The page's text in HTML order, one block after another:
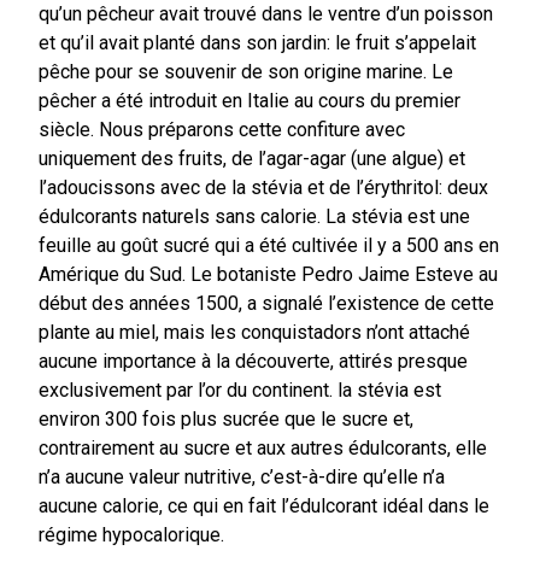
qu’un pêcheur avait trouvé dans le ventre d’un poisson
et qu’il avait planté dans son jardin: le fruit s’appelait
pêche pour se souvenir de son origine marine. Le
pêcher a été introduit en Italie au cours du premier
siècle. Nous préparons cette confiture avec
uniquement des fruits, de l’agar-agar (une algue) et
l’adoucissons avec de la stévia et de l’érythritol: deux
édulcorants naturels sans calorie. La stévia est une
feuille au goût sucré qui a été cultivée il y a 500 ans en
Amérique du Sud. Le botaniste Pedro Jaime Esteve au
début des années 1500, a signalé l’existence de cette
plante au miel, mais les conquistadors n’ont attaché
aucune importance à la découverte, attirés presque
exclusivement par l’or du continent. la stévia est
environ 300 fois plus sucrée que le sucre et,
contrairement au sucre et aux autres édulcorants, elle
n’a aucune valeur nutritive, c’est-à-dire qu’elle n’a
aucune calorie, ce qui en fait l’édulcorant idéal dans le
régime hypocalorique.